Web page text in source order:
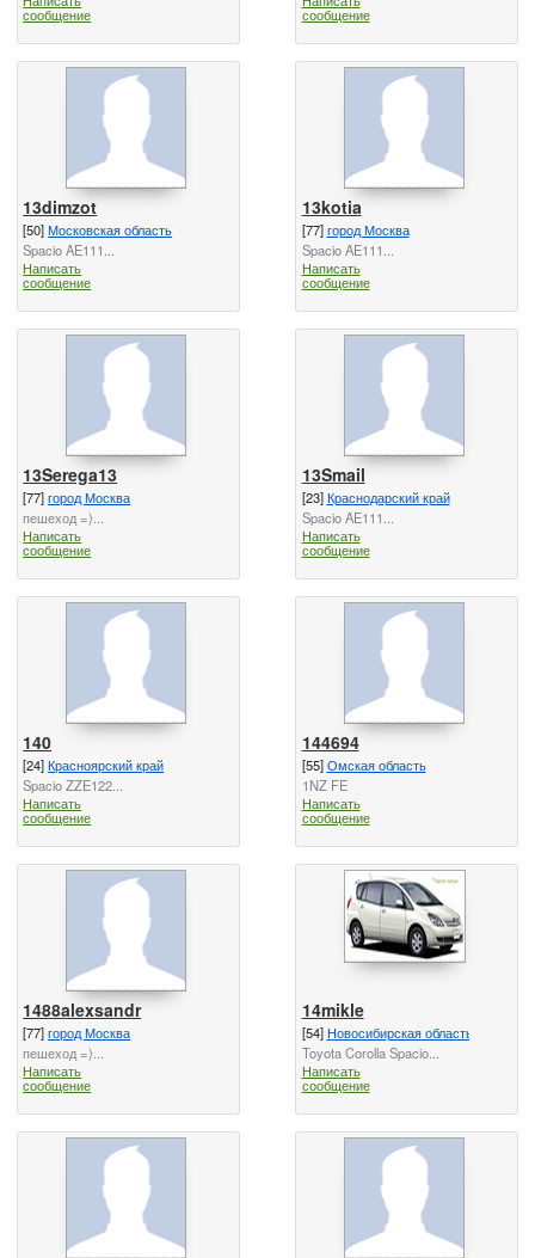
сообщение сообщение
13dimzot
[50]Московская область
Spacio AE111...
Написать
сообщение
13kotia
[77]город Москва
Spacio AE111...
Написать
сообщение
13Serega13
[77]город Москва
пешеход =)...
Написать
сообщение
13Smail
[23]Краснодарский край
Spacio AE111...
Написать
сообщение
140
[24]Красноярский край
Spacio ZZE122...
Написать
сообщение
144694
[55]Омская область
1NZ FE
Написать
сообщение
1488alexsandr
[77]город Москва
пешеход =)...
Написать
сообщение
14mikle
[54]Новосибирская область
Toyota Corolla Spacio...
Написать
сообщение